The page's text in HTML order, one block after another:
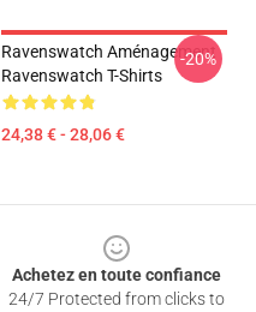
Ravenswatch Aménagement
Ravenswatch T-Shirts
24,38 € - 28,06 €
-20%
Achetez en toute confiance
24/7 Protected from clicks to